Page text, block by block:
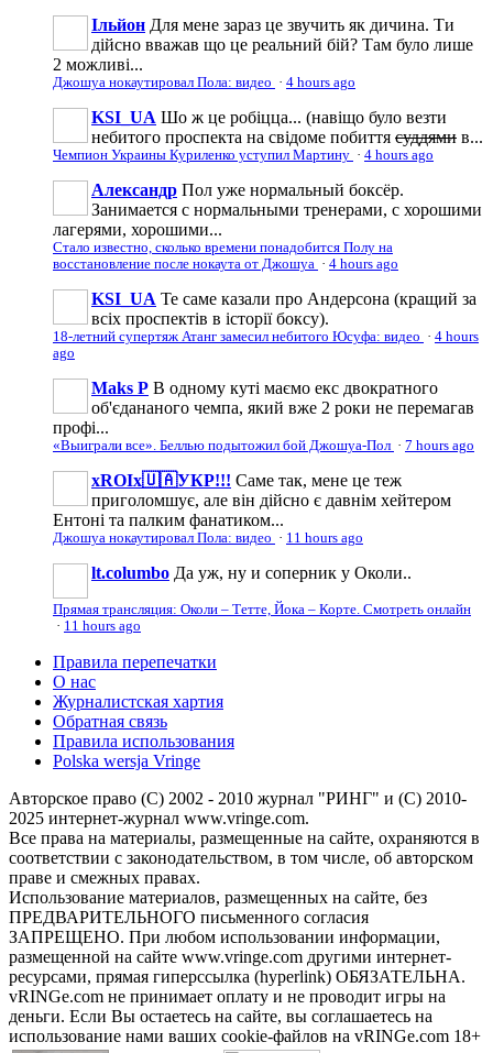
Ільйон Для мене зараз це звучить як дичина. Ти
дійсно вважав що це реальний бій? Там було лише
2 можливі...
Джошуа нокаутировал Пола: видео · 4 hours ago
KSI_UA Шо ж це робіцца... (навіщо було везти
небитого проспекта на свідоме побиття суддями в...
Чемпион Украины Куриленко уступил Мартину · 4 hours ago
Александр Пол уже нормальный боксёр.
Занимается с нормальными тренерами, с хорошими
лагерями, хорошими...
Стало известно, сколько времени понадобится Полу на
восстановление после нокаута от Джошуа · 4 hours ago
KSI_UA Те саме казали про Андерсона (кращий за
всіх проспектів в історії боксу).
18-летний супертяж Атанг замесил небитого Юсуфа: видео · 4 hours
ago
Maks P В одному куті маємо екс двократного
об'єдананого чемпа, який вже 2 роки не перемагав
профі...
«Выиграли все». Беллью подытожил бой Джошуа-Пол · 7 hours ago
xROIx🇺🇦УКР!!! Саме так, мене це теж
приголомшує, але він дійсно є давнім хейтером
Ентоні та палким фанатиком...
Джошуа нокаутировал Пола: видео · 11 hours ago
lt.columbo Да уж, ну и соперник у Околи..
Прямая трансляция: Околи – Тетте, Йока – Корте. Смотреть онлайн
· 11 hours ago
Правила перепечатки
О нас
Журналистская хартия
Обратная связь
Правила использования
Polska wersja Vringe
Авторское право (С) 2002 - 2010 журнал "РИНГ" и (С) 2010-
2025 интернет-журнал www.vringe.com.
Все права на материалы, размещенные на сайте, охраняются в
соответствии с законодательством, в том числе, об авторском
праве и смежных правах.
Использование материалов, размещенных на сайте, без
ПРЕДВАРИТЕЛЬНОГО письменного согласия
ЗАПРЕЩЕНО. При любом использовании информации,
размещенной на сайте www.vringe.com другими интернет-
ресурсами, прямая гиперссылка (hyperlink) ОБЯЗАТЕЛЬНА.
vRINGe.com не принимает оплату и не проводит игры на
деньги. Если Вы остаетесь на сайте, вы соглашаетесь на
использование нами ваших cookie-файлов на vRINGe.com 18+